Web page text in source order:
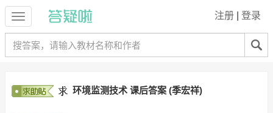
注册 登录
环境监测技术 课后答案 (季宏祥)